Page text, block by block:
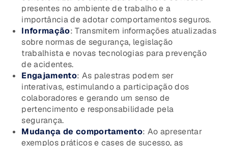
presentes no ambiente de trabalho e a
importância de adotar comportamentos seguros.
Informação: Transmitem informações atualizadas
sobre normas de segurança, legislação
trabalhista e novas tecnologias para prevenção
de acidentes.
Engajamento: As palestras podem ser
interativas, estimulando a participação dos
colaboradores e gerando um senso de
pertencimento e responsabilidade pela
segurança.
Mudança de comportamento: Ao apresentar
exemplos práticos e cases de sucesso, as